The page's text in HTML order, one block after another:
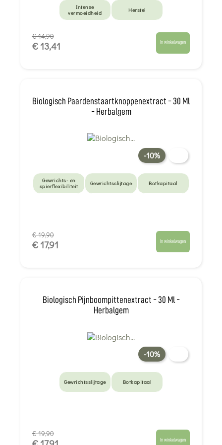
Intense
vermoeidheid
Herstel
€ 14,90
€ 13,41 In winkelwagen
Biologisch Paardenstaartknoppenextract - 30 Ml
- Herbalgem
-10%
Gewrichts- en
spierflexibiliteit
Gewrichtsslijtage Botkapitaal
€ 19,90
€ 17,91 In winkelwagen
Biologisch Pijnboompittenextract - 30 Ml -
Herbalgem
-10%
Gewrichtsslijtage Botkapitaal
€ 19,90
In winkelwagen